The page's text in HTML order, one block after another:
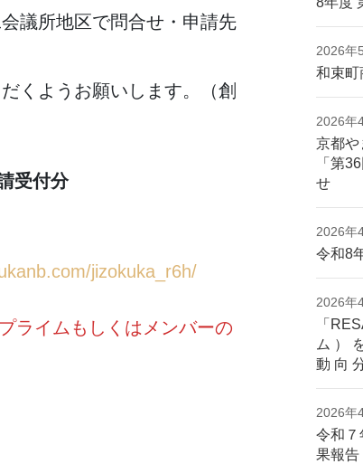
議所地区で問合せ・申請先
くようお願いします。（創
受付分
jizokuka_r6h/
イムもしくはメンバーの
2026年
和束
2026年
京都や
「第
せ
2026年
令和8
2026年
「
ム ）
動 向
2026年
令和７
果報告